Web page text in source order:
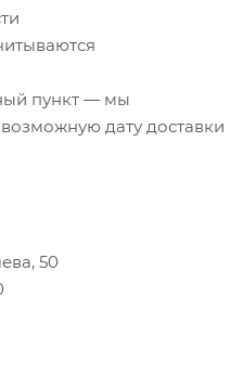
пункт — мы
дату доставки
50